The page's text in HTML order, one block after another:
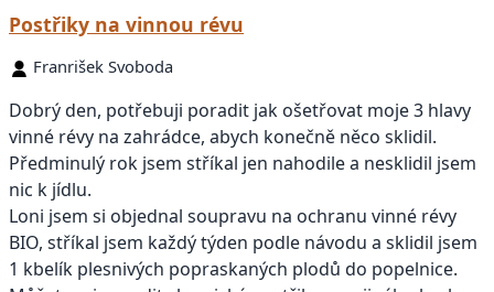
Postřiky na vinnou révu
Franrišek Svoboda
Dobrý den, potřebuji poradit jak ošetřovat moje 3 hlavy
vinné révy na zahrádce, abych konečně něco sklidil.
Předminulý rok jsem stříkal jen nahodile a nesklidil jsem
nic k jídlu.
Loni jsem si objednal soupravu na ochranu vinné révy
BIO, stříkal jsem každý týden podle návodu a sklidil jsem
1 kbelík plesnivých popraskaných plodů do popelnice.